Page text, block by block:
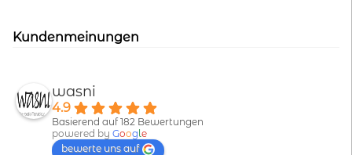
Kundenmeinungen
wasni
4.9
Basierend auf 182 Bewertungen
powered by Goog le
bewerte uns auf